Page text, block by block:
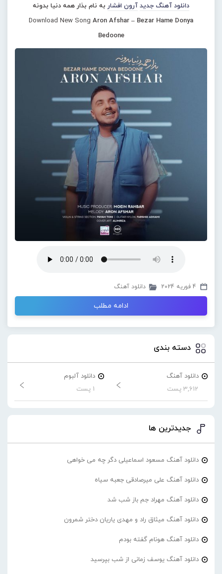
دانلود آهنگ جدید آرون افشار به نام بذار همه دنیا بدونه
Download New Song Aron Afshar – Bezar Hame Donya
Bedoone
4 فوریه 2024 دانلود آهنگ
ادامه مطلب
دسته بندی
دانلود آهنگ
3,612 پست
دانلود آلبوم
1 پست
جدیدترین ها
دانلود آهنگ مسعود اسماعیلی دگر چه می خواهی
دانلود آهنگ علی میرصادقی جعبه سیاه
دانلود آهنگ مهراد جم باز شب شد
دانلود آهنگ میثاق راد و مهدی یاریان دختر شمرون
دانلود آهنگ هونام گفته بودم
دانلود آهنگ یوسف زمانی از شب بپرسید